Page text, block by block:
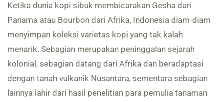
Ketika dunia kopi sibuk membicarakan Gesha dari
Panama atau Bourbon dari Afrika, Indonesia diam-diam
menyimpan koleksi varietas kopi yang tak kalah
menarik. Sebagian merupakan peninggalan sejarah
kolonial, sebagian datang dari Afrika dan beradaptasi
dengan tanah vulkanik Nusantara, sementara sebagian
lainnya lahir dari hasil penelitian para pemulia tanaman